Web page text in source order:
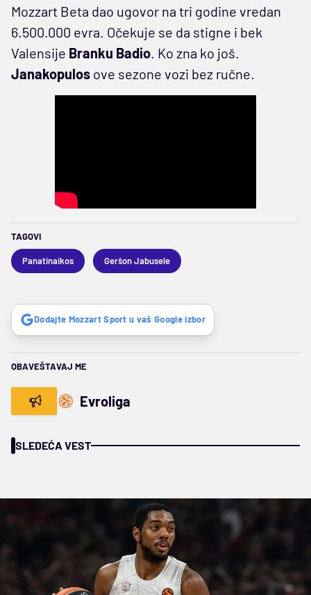
Mozzart Beta dao ugovor na tri godine vredan
6.500.000 evra. Očekuje se da stigne i bek
Valensije Branku Badio. Ko zna ko još.
Janakopulos ove sezone vozi bez ručne.
TAGOVI
Panatinaikos Geršon Jabusele
Dodajte Mozzart Sport u vaš Google izbor
OBAVEŠTAVAJ ME
Evroliga
SLEDEĆA VEST